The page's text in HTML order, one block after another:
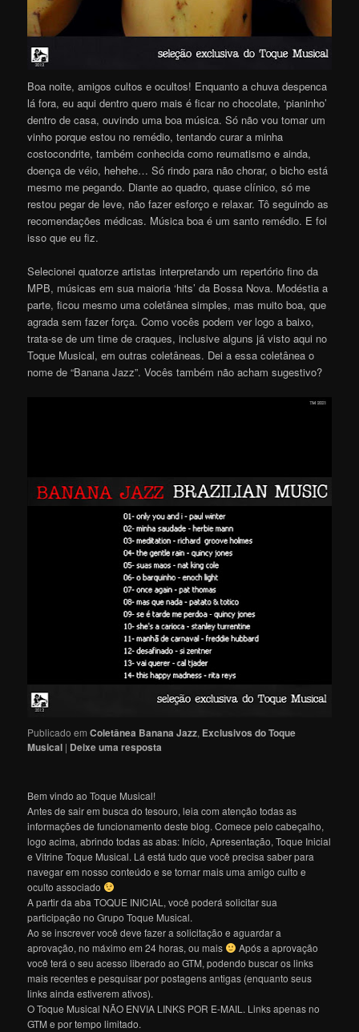
Boa noite, amigos cultos e ocultos! Enquanto a chuva despenca
lá fora, eu aqui dentro quero mais é ficar no chocolate, ‘pianinho’
dentro de casa, ouvindo uma boa música. Só não vou tomar um
vinho porque estou no remédio, tentando curar a minha
costocondrite, também conhecida como reumatismo e ainda,
doença de véio, hehehe… Só rindo para não chorar, o bicho está
mesmo me pegando. Diante ao quadro, quase clínico, só me
restou pegar de leve, não fazer esforço e relaxar. Tô seguindo as
recomendações médicas. Música boa é um santo remédio. E foi
isso que eu fiz.
Selecionei quatorze artistas interpretando um repertório fino da
MPB, músicas em sua maioria ‘hits’ da Bossa Nova. Modéstia a
parte, ficou mesmo uma coletânea simples, mas muito boa, que
agrada sem fazer força. Como vocês podem ver logo a baixo,
trata-se de um time de craques, inclusive alguns já visto aqui no
Toque Musical, em outras coletâneas. Dei a essa coletânea o
nome de “Banana Jazz”. Vocês também não acham sugestivo?
Publicado em Coletânea Banana Jazz, Exclusivos do Toque
Musical | Deixe uma resposta
Bem vindo ao Toque Musical!
Antes de sair em busca do tesouro, leia com atenção todas as
informações de funcionamento deste blog. Comece pelo cabeçalho,
logo acima, abrindo todas as abas: Início, Apresentação, Toque Inicial
e Vitrine Toque Musical. Lá está tudo que você precisa saber para
navegar em nosso conteúdo e se tornar mais uma amigo culto e
oculto associado
A partir da aba TOQUE INICIAL, você poderá solicitar sua
participação no Grupo Toque Musical.
Ao se inscrever você deve fazer a solicitação e aguardar a
aprovação, no máximo em 24 horas, ou mais
Após a aprovação
você terá o seu acesso liberado ao GTM, podendo buscar os links
mais recentes e pesquisar por postagens antigas (enquanto seus
links ainda estiverem ativos).
O Toque Musical NÃO ENVIA LINKS POR E-MAIL. Links apenas no
GTM e por tempo limitado.